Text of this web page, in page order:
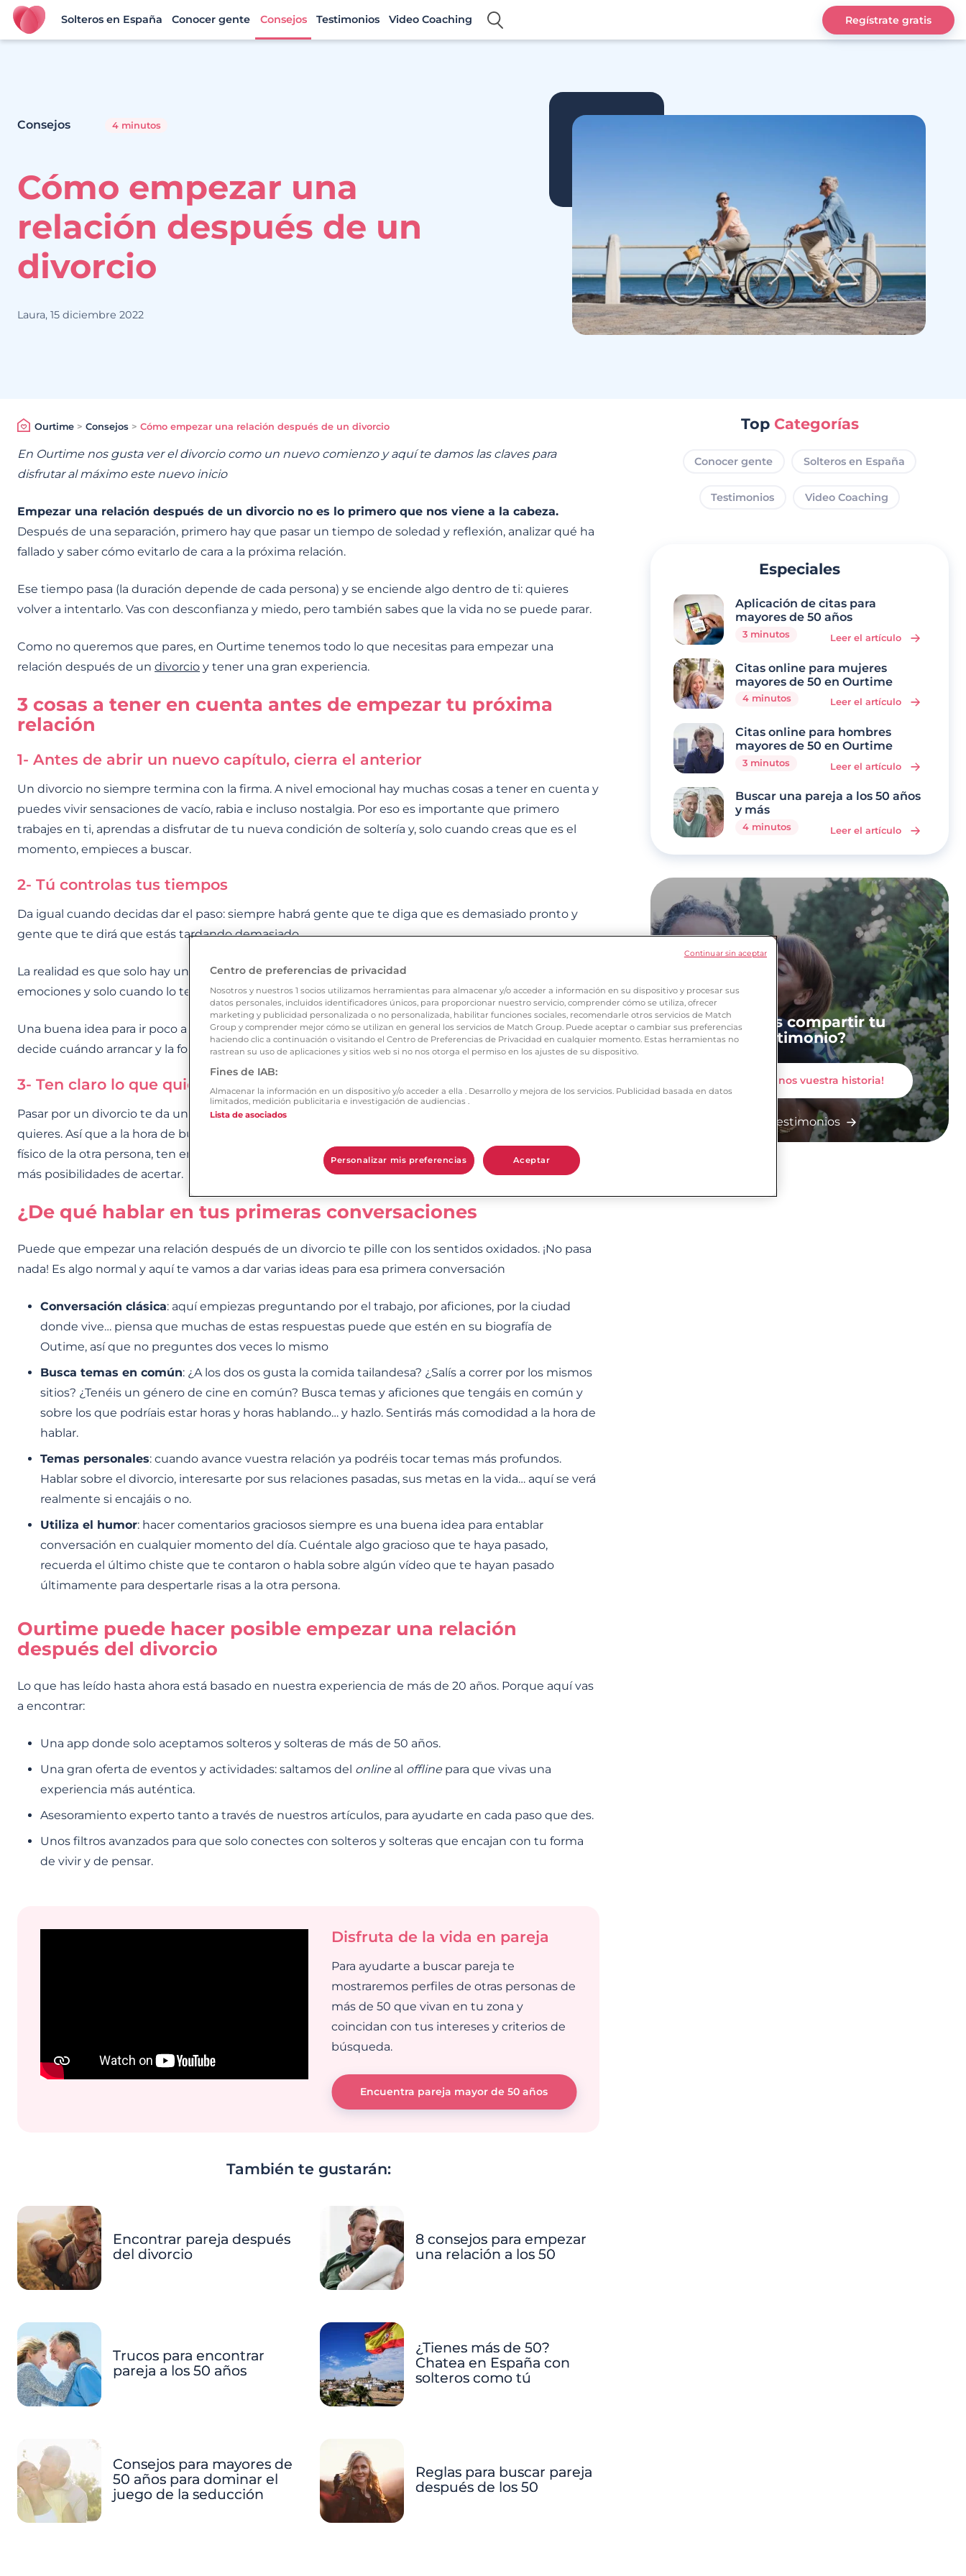
Ourtime España
Solteros en España Conocer gente Consejos Testimonios Video Coaching Regístrate gratis
Consejos 4 minutos
Cómo empezar una
relación después de un
divorcio
Laura, 15 diciembre 2022
Ourtime> Consejos > Cómo empezar una relación después de un divorcio
En Ourtime nos gusta ver el divorcio como un nuevo comienzo y aquí te damos las claves para
disfrutar al máximo este nuevo inicio
Empezar una relación después de un divorcio no es lo primero que nos viene a la cabeza.
Después de una separación, primero hay que pasar un tiempo de soledad y reflexión, analizar qué ha
fallado y saber cómo evitarlo de cara a la próxima relación.
Ese tiempo pasa (la duración depende de cada persona) y se enciende algo dentro de ti: quieres
volver a intentarlo. Vas con desconfianza y miedo, pero también sabes que la vida no se puede parar.
Como no queremos que pares, en Ourtime tenemos todo lo que necesitas para empezar una
relación después de un divorcio y tener una gran experiencia.
3 cosas a tener en cuenta antes de empezar tu próxima
relación
1- Antes de abrir un nuevo capítulo, cierra el anterior
Un divorcio no siempre termina con la firma. A nivel emocional hay muchas cosas a tener en cuenta y
puedes vivir sensaciones de vacío, rabia e incluso nostalgia. Por eso es importante que primero
trabajes en ti, aprendas a disfrutar de tu nueva condición de soltería y, solo cuando creas que es el
momento, empieces a buscar.
2- Tú controlas tus tiempos
Da igual cuando decidas dar el paso: siempre habrá gente que te diga que es demasiado pronto y
gente que te dirá que estás tardando demasiado.
La realidad es que solo hay una persona que sabe esto: tú. Así que date tu tiempo, gestiona tus
emociones y solo cuando lo tengas claro, da el paso.
Una buena idea para ir poco a poco es empezar con una app como Ourtime: aquí eres tú quien
decide cuándo arrancar y la forma de hacerlo (además, el registro es gratis).
3- Ten claro lo que quieres y lo que no quieres
Pasar por un divorcio te da una visión muy concreta de lo que quieres y, sobre todo, de lo que no
quieres. Así que a la hora de buscar una nueva relación, permítete ser exigente. Más allá del atractivo
físico de la otra persona, ten en cuenta sus aficiones, su estilo de vida y lo que busca para así tener
más posibilidades de acertar.
¿De qué hablar en tus primeras conversaciones
Puede que empezar una relación después de un divorcio te pille con los sentidos oxidados. ¡No pasa
nada! Es algo normal y aquí te vamos a dar varias ideas para esa primera conversación
Conversación clásica: aquí empiezas preguntando por el trabajo, por aficiones, por la ciudad
donde vive… piensa que muchas de estas respuestas puede que estén en su biografía de
Outime, así que no preguntes dos veces lo mismo
Busca temas en común: ¿A los dos os gusta la comida tailandesa? ¿Salís a correr por los mismos
sitios? ¿Tenéis un género de cine en común? Busca temas y aficiones que tengáis en común y
sobre los que podríais estar horas y horas hablando… y hazlo. Sentirás más comodidad a la hora de
hablar.
Temas personales: cuando avance vuestra relación ya podréis tocar temas más profundos.
Hablar sobre el divorcio, interesarte por sus relaciones pasadas, sus metas en la vida… aquí se verá
realmente si encajáis o no.
Utiliza el humor: hacer comentarios graciosos siempre es una buena idea para entablar
conversación en cualquier momento del día. Cuéntale algo gracioso que te haya pasado,
recuerda el último chiste que te contaron o habla sobre algún vídeo que te hayan pasado
últimamente para despertarle risas a la otra persona.
Ourtime puede hacer posible empezar una relación
después del divorcio
Lo que has leído hasta ahora está basado en nuestra experiencia de más de 20 años. Porque aquí vas
a encontrar:
Una app donde solo aceptamos solteros y solteras de más de 50 años.
Una gran oferta de eventos y actividades: saltamos del onlineal offlinepara que vivas una
experiencia más auténtica.
Asesoramiento experto tanto a través de nuestros artículos, para ayudarte en cada paso que des.
Unos filtros avanzados para que solo conectes con solteros y solteras que encajan con tu forma
de vivir y de pensar.
Disfruta de la vida en pareja
Para ayudarte a buscar pareja te
mostraremos perfiles de otras personas de
más de 50 que vivan en tu zona y
coincidan con tus intereses y criterios de
búsqueda.
Encuentra pareja mayor de 50 años
También te gustarán:
Encontrar pareja después
del divorcio
8 consejos para empezar
una relación a los 50
Trucos para encontrar
pareja a los 50 años
¿Tienes más de 50?
Chatea en España con
solteros como tú
Consejos para mayores de
50 años para dominar el
juego de la seducción
Reglas para buscar pareja
después de los 50
Top Categorías
Conocer gente Solteros en España
Testimonios Video Coaching
Especiales
Aplicación de citas para
mayores de 50 años
3 minutos Leer el artículo
Citas online para mujeres
mayores de 50 en Ourtime
4 minutos Leer el artículo
Citas online para hombres
mayores de 50 en Ourtime
3 minutos Leer el artículo
Buscar una pareja a los 50 años
y más
4 minutos Leer el artículo
¿Quieres compartir tu
testimonio?
¡Contadnos vuestra historia!
Más testimonios
Centro de preferencias de privacidad
Nosotros y nuestros 1 socios utilizamos herramientas para almacenar y/o acceder a información en su dispositivo y procesar sus
datos personales, incluidos identificadores únicos, para proporcionar nuestro servicio, comprender cómo se utiliza, ofrecer
marketing y publicidad personalizada o no personalizada, habilitar funciones sociales, recomendarle otros servicios de Match
Group y comprender mejor cómo se utilizan en general los servicios de Match Group. Puede aceptar o cambiar sus preferencias
haciendo clic a continuación o visitando el Centro de Preferencias de Privacidad en cualquier momento. Estas herramientas no
rastrean su uso de aplicaciones y sitios web si no nos otorga el permiso en los ajustes de su dispositivo.
Fines de IAB:
Almacenar la información en un dispositivo y/o acceder a ella . Desarrollo y mejora de los servicios. Publicidad basada en datos
limitados, medición publicitaria e investigación de audiencias .
Lista de asociados
Personalizar mis preferencias Aceptar
Continuar sin aceptar